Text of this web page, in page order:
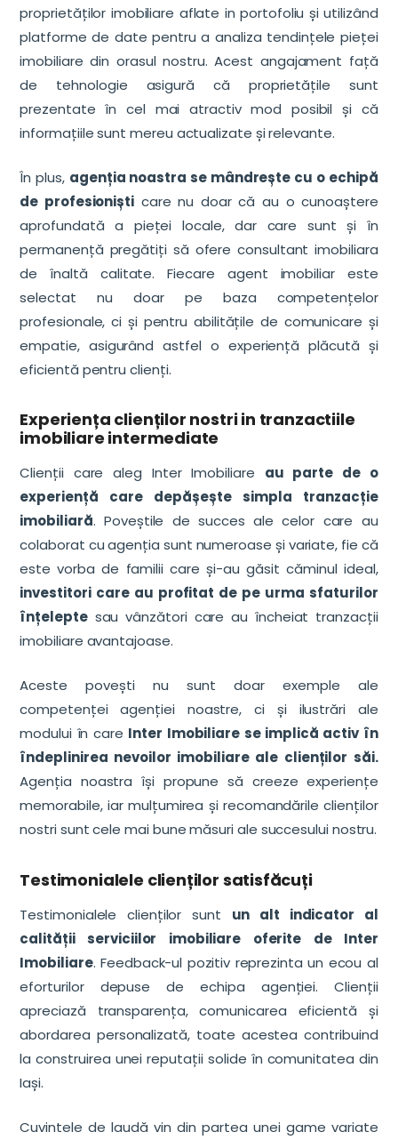
proprietăților imobiliare aflate in portofoliu și utilizând
platforme de date pentru a analiza tendințele pieței
imobiliare din orasul nostru. Acest angajament față
de tehnologie asigură că proprietățile sunt
prezentate în cel mai atractiv mod posibil și că
informațiile sunt mereu actualizate și relevante.
În plus, agenția noastra se mândrește cu o echipă
de profesioniști care nu doar că au o cunoaștere
aprofundată a pieței locale, dar care sunt și în
permanență pregătiți să ofere consultant imobiliara
de înaltă calitate. Fiecare agent imobiliar este
selectat nu doar pe baza competențelor
profesionale, ci și pentru abilitățile de comunicare și
empatie, asigurând astfel o experiență plăcută și
eficientă pentru clienți.
Experiența clienților nostri in tranzactiile
imobiliare intermediate
Clienții care aleg Inter Imobiliare au parte de o
experiență care depășește simpla tranzacție
imobiliară. Poveștile de succes ale celor care au
colaborat cu agenția sunt numeroase și variate, fie că
este vorba de familii care și-au găsit căminul ideal,
investitori care au profitat de pe urma sfaturilor
înțeleptesau vânzători care au încheiat tranzacții
imobiliare avantajoase.
Aceste povești nu sunt doar exemple ale
competenței agenției noastre, ci și ilustrări ale
modului în care Inter Imobiliare se implică activ în
îndeplinirea nevoilor imobiliare ale clienților săi.
Agenția noastra își propune să creeze experiențe
memorabile, iar mulțumirea și recomandările clienților
nostri sunt cele mai bune măsuri ale succesului nostru.
Testimonialele clienților satisfăcuți
Testimonialele clienților sunt un alt indicator al
calității serviciilor imobiliare oferite de Inter
Imobiliare. Feedback-ul pozitiv reprezinta un ecou al
eforturilor depuse de echipa agenției. Clienții
apreciază transparența, comunicarea eficientă și
abordarea personalizată, toate acestea contribuind
la construirea unei reputații solide în comunitatea din
Iași.
Cuvintele de laudă vin din partea unei game variate